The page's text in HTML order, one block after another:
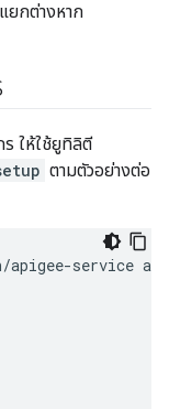
ยกต่างหาก
ให้ใช้ยูทิลิตี
ตามตัวอย่างต่อ
service